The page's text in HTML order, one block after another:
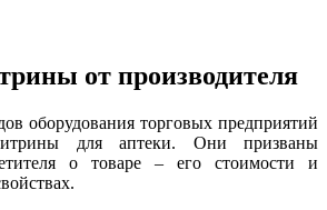
от производителя
оборудования торговых предприятий
для аптеки. Они призваны
о товаре – его стоимости и